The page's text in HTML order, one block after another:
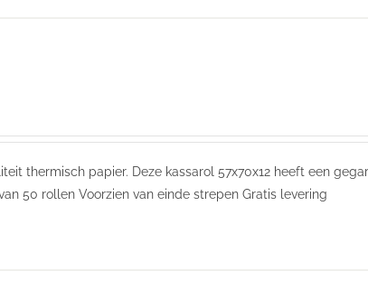
thermisch papier. Deze kassarol 57x70x12 heeft een
50 rollen Voorzien van einde strepen Gratis levering